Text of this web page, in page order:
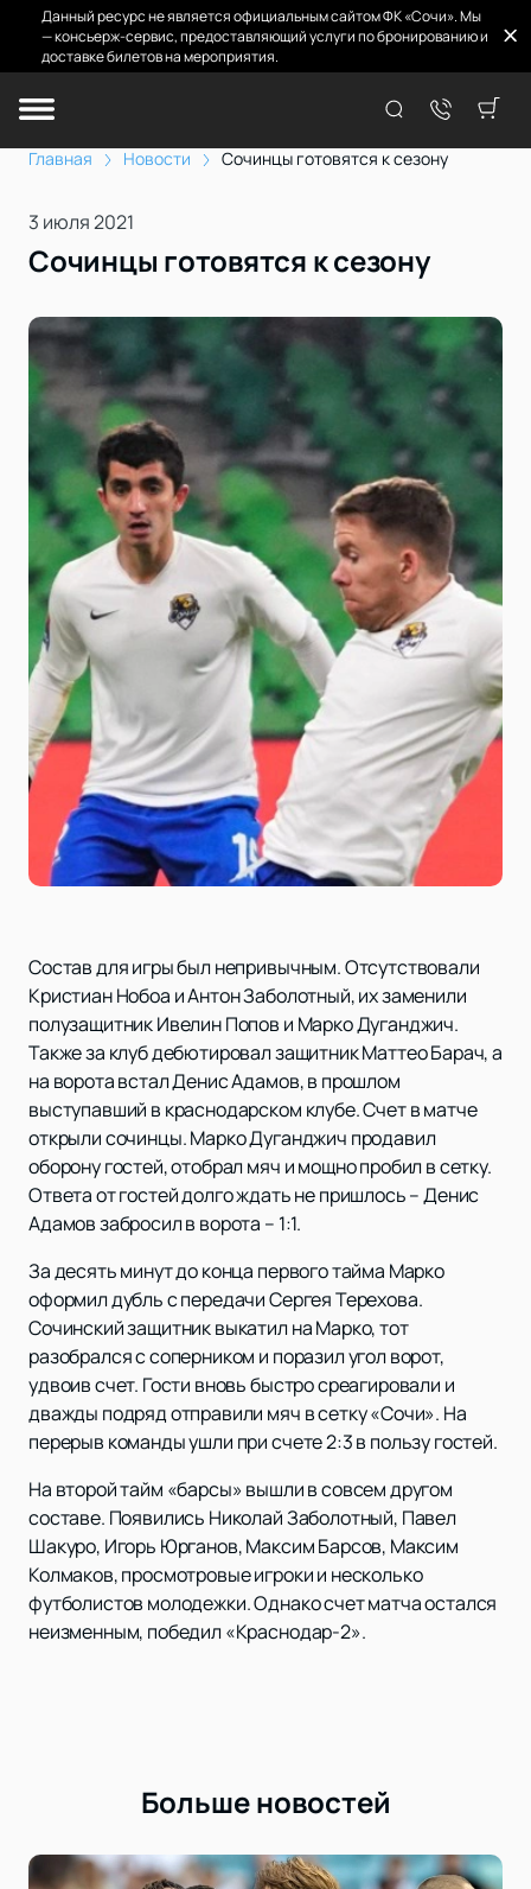
Данный ресурс не является официальным сайтом ФК «Сочи». Мы
— консьерж-сервис, предоставляющий услуги по бронированию и
доставке билетов на мероприятия.
Главная Новости Сочинцы готовятся к сезону
3 июля 2021
Сочинцы готовятся к сезону
Состав для игры был непривычным. Отсутствовали
Кристиан Нобоа и Антон Заболотный, их заменили
полузащитник Ивелин Попов и Марко Дуганджич.
Также за клуб дебютировал защитник Маттео Барач, а
на ворота встал Денис Адамов, в прошлом
выступавший в краснодарском клубе. Счет в матче
открыли сочинцы. Марко Дуганджич продавил
оборону гостей, отобрал мяч и мощно пробил в сетку.
Ответа от гостей долго ждать не пришлось – Денис
Адамов забросил в ворота – 1:1.
За десять минут до конца первого тайма Марко
оформил дубль с передачи Сергея Терехова.
Сочинский защитник выкатил на Марко, тот
разобрался с соперником и поразил угол ворот,
удвоив счет. Гости вновь быстро среагировали и
дважды подряд отправили мяч в сетку «Сочи». На
перерыв команды ушли при счете 2:3 в пользу гостей.
На второй тайм «барсы» вышли в совсем другом
составе. Появились Николай Заболотный, Павел
Шакуро, Игорь Юрганов, Максим Барсов, Максим
Колмаков, просмотровые игроки и несколько
футболистов молодежки. Однако счет матча остался
неизменным, победил «Краснодар-2».
Больше новостей